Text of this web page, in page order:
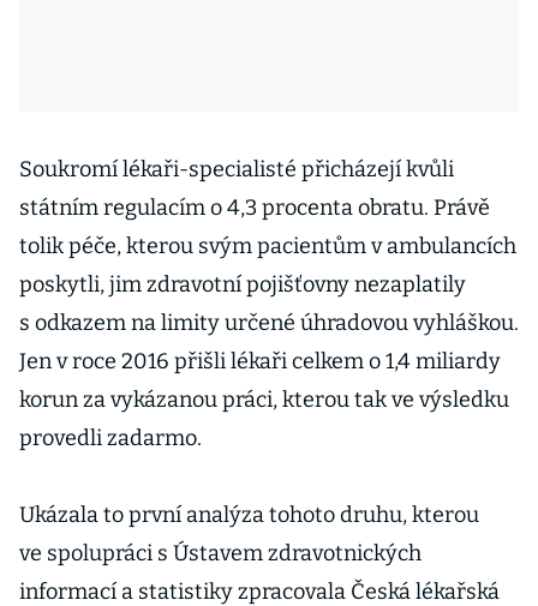
Soukromí lékaři-specialisté přicházejí kvůli
státním regulacím o 4,3 procenta obratu. Právě
tolik péče, kterou svým pacientům v ambulancích
poskytli, jim zdravotní pojišťovny nezaplatily
s odkazem na limity určené úhradovou vyhláškou.
Jen v roce 2016 přišli lékaři celkem o 1,4 miliardy
korun za vykázanou práci, kterou tak ve výsledku
provedli zadarmo.
Ukázala to první analýza tohoto druhu, kterou
ve spolupráci s Ústavem zdravotnických
informací a statistiky zpracovala Česká lékařská